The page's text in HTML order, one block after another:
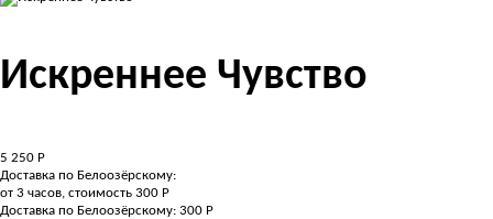
Искреннее Чувство
5 250 Р
Доставка по Белоозёрскому:
от 3 часов, стоимость 300 Р
Доставка по Белоозёрскому: 300 Р